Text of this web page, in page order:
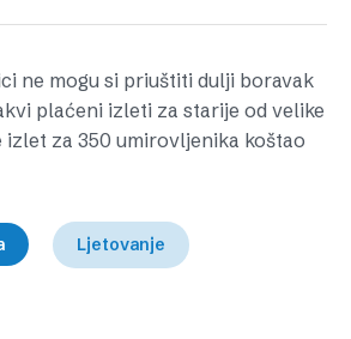
ne mogu si priuštiti dulji boravak
plaćeni izleti za starije od velike
izlet za 350 umirovljenika koštao
Ljetovanje